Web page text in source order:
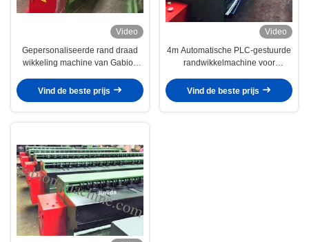
Video
Gepersonaliseerde rand draad
wikkeling machine van Gabion
Vind de beste prijs
Video
4m Automatische PLC-gestuurde
randwikkelmachine voor
Vind de beste prijs